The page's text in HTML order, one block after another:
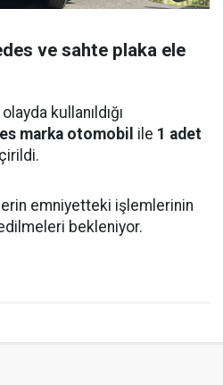
ve sahte plaka ele
kullanıldığı
marka otomobil ile 1 adet
emniyetteki işlemlerinin
bekleniyor.